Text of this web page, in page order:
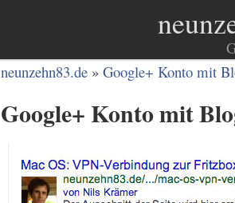
neunzehn83.de
Google+ Konto mit
Google+ Konto mit